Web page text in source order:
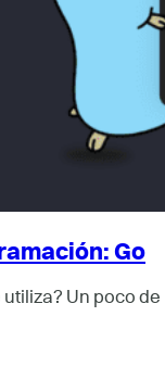
Go
utiliza? Un poco